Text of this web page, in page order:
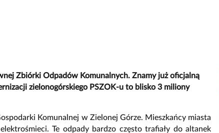
Zbiórki Odpadów Komunalnych. Znamy już oficjalną
zielonogórskiego PSZOK-u to blisko 3 miliony
Komunalnej w Zielonej Górze. Mieszkańcy miasta
Te odpady bardzo często trafiały do altanek